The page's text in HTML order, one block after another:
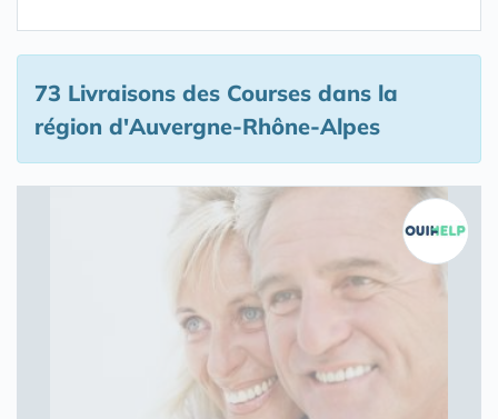
73 Livraisons des Courses dans la
région d'Auvergne-Rhône-Alpes